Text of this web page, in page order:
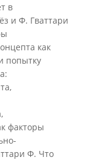
в
и Ф. Гваттари
как
попытку
факторы
Ф. Что